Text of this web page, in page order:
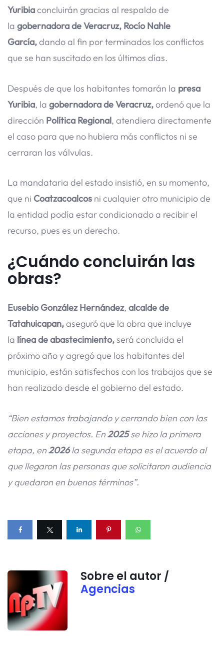
Yuribiaconcluirán gracias al respaldo de
la gobernadora de Veracruz, Rocío Nahle
García,dando al fin por terminados los conflictos
que se han suscitado en los últimos días.
Después de que los habitantes tomarán la presa
Yuribia, la gobernadora de Veracruz,ordenó que la
dirección Política Regional, atendiera directamente
el caso para que no hubiera más conflictos ni se
cerraran las válvulas.
La mandataria del estado insistió, en su momento,
que ni Coatzacoalcos ni cualquier otro municipio de
la entidad podía estar condicionado a recibir el
recurso, pues es un derecho.
¿Cuándo concluirán las
obras?
Eusebio González Hernández, alcalde de
Tatahuicapan,aseguró que la obra que incluye
la línea de abastecimiento,será concluida el
próximo año y agregó que los habitantes del
municipio, están satisfechos con los trabajos que se
han realizado desde el gobierno del estado.
“Bien estamos trabajando y cerrando bien con las
acciones y proyectos. En2025se hizo la primera
etapa, en2026la segunda etapa es el acuerdo al
que llegaron las personas que solicitaron audiencia
y quedaron en buenos términos”.
Sobre el autor /
Agencias